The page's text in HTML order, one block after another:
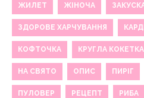
ЖИЛЕТ ЖІНОЧА
ЗДОРОВЕ ХАРЧУВАННЯ
КОФТОЧКА КРУГЛА КОКЕТКА
НА СВЯТО ОПИС ПИРІГ
ПУЛОВЕР РЕЦЕПТ РИБА